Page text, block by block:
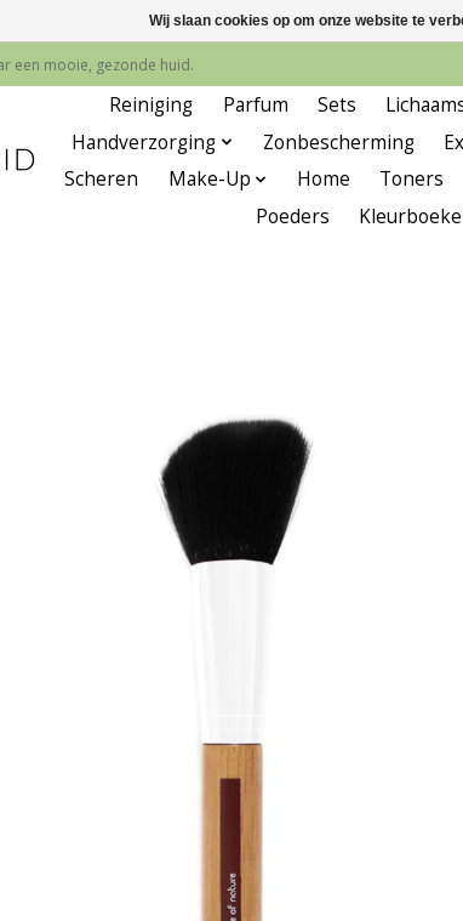
een mooie, gezonde huid.
Reiniging Parfum Sets
Handverzorging
Zonbescherming
Scheren
Make-Up Home Toners
Poeders
Wij slaan cookies op om onze website te